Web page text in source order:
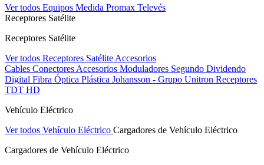
Ver todos Equipos Medida Promax Televés
Receptores Satélite
Receptores Satélite
Ver todos Receptores Satélite Accesorios
Cables Conectores Accesorios Moduladores Segundo Dividendo
Digital Fibra Óptica Plástica Johansson - Grupo Unitron Receptores
TDT HD
Vehículo Eléctrico
Ver todos Vehículo Eléctrico Cargadores de Vehículo Eléctrico
Cargadores de Vehículo Eléctrico